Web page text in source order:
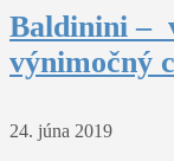
Baldinini –
výnimočný
24. júna 2019